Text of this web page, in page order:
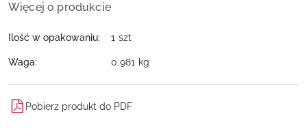
Więcej o produkcie
Ilość w opakowaniu: 1 szt
Waga: 0.981 kg
Pobierz produkt do PDF